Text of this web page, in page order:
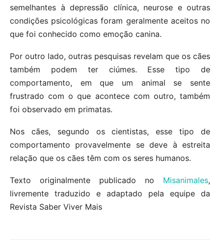
semelhantes à depressão clínica, neurose e outras
condições psicológicas foram geralmente aceitos no
que foi conhecido como emoção canina.
Por outro lado, outras pesquisas revelam que os cães
também podem ter ciúmes. Esse tipo de
comportamento, em que um animal se sente
frustrado com o que acontece com outro, também
foi observado em primatas.
Nos cães, segundo os cientistas, esse tipo de
comportamento provavelmente se deve à estreita
relação que os cães têm com os seres humanos.
Texto originalmente publicado no Misanimales,
livremente traduzido e adaptado pela equipe da
Revista Saber Viver Mais